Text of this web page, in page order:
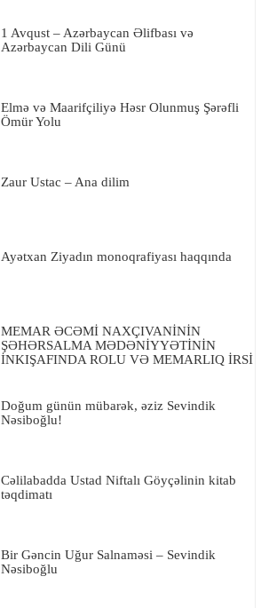
1 Avqust – Azərbaycan Əlifbası və
Azərbaycan Dili Günü
Elmə və Maarifçiliyə Həsr Olunmuş Şərəfli
Ömür Yolu
Zaur Ustac – Ana dilim
Ayətxan Ziyadın monoqrafiyası haqqında
MEMAR ƏCƏMİ NAXÇIVANİNİN
ŞƏHƏRSALMA MƏDƏNİYYƏTİNİN
İNKIŞAFINDA ROLU VƏ MEMARLIQ İRSİ
Doğum günün mübarək, əziz Sevindik
Nəsiboğlu!
Cəlilabadda Ustad Niftalı Göyçəlinin kitab
təqdimatı
Bir Gəncin Uğur Salnaməsi – Sevindik
Nəsiboğlu